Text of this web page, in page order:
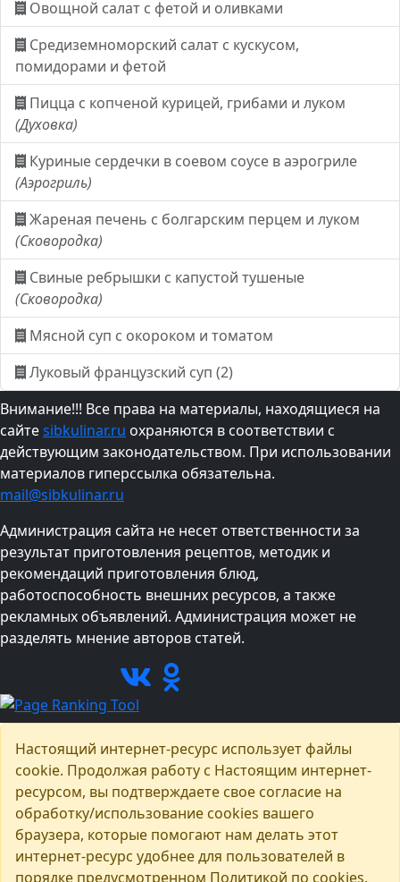
Овощной салат с фетой и оливками
Средиземноморский салат с кускусом,
помидорами и фетой
Пицца с копченой курицей, грибами и луком
(Духовка)
Куриные сердечки в соевом соусе в аэрогриле
(Аэрогриль)
Жареная печень с болгарским перцем и луком
(Сковородка)
Свиные ребрышки с капустой тушеные
(Сковородка)
Мясной суп с окороком и томатом
Луковый французский суп (2)
Внимание!!! Все права на материалы, находящиеся на
сайтеsibkulinar.ru охраняются в соответствии с
действующим законодательством. При использовании
материалов гиперссылка обязательна.
mail@sibkulinar.ru
Администрация сайта не несет ответственности за
результат приготовления рецептов, методик и
рекомендаций приготовления блюд,
работоспособность внешних ресурсов, а также
рекламных объявлений. Администрация может не
разделять мнение авторов статей.
Настоящий интернет-ресурс использует файлы
cookie. Продолжая работу с Настоящим интернет-
ресурсом, вы подтверждаете свое согласие на
обработку/использование cookies вашего
браузера, которые помогают нам делать этот
интернет-ресурс удобнее для пользователей в
порядке предусмотренном Политикой по cookies.